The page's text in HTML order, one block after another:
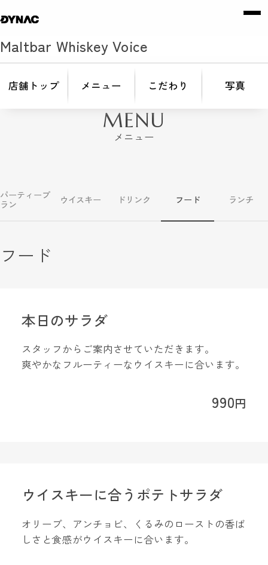
Maltbar Whiskey Voice
店舗トップ メニュー こだわり 写真
MENU
メニュー
パーティープ
ラン ウイスキー ドリンク フード ランチ
フード
990円
本日のサラダ
スタッフからご案内させていただきます。
爽やかなフルーティーなウイスキーに合います。
ウイスキーに合うポテトサラダ
オリーブ、アンチョビ、くるみのローストの香ば
しさと食感がウイスキーに合います。